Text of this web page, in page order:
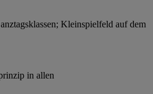
Kleinspielfeld auf dem
in allen